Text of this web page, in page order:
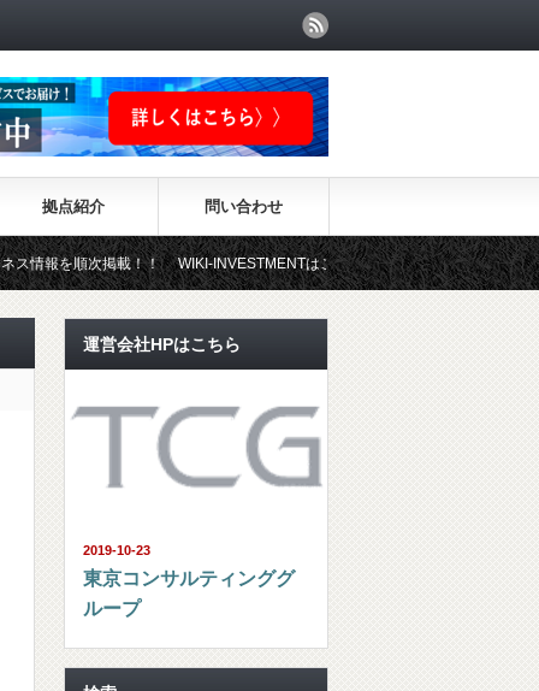
拠点紹介 問い合わせ
次掲載！！ WIKI-INVESTMENTはこちらから！
運営会社HPはこちら
2019-10-23
東京コンサルティンググ
ループ